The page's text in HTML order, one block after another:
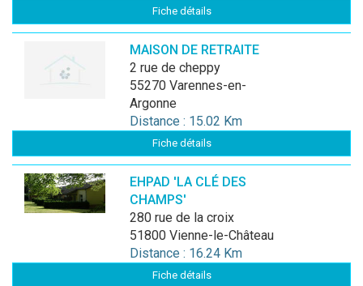
Fiche détails
MAISON DE RETRAITE
2 rue de cheppy
55270 Varennes-en-
Argonne
Distance : 15.02 Km
Fiche détails
EHPAD 'LA CLÉ DES
CHAMPS'
280 rue de la croix
51800 Vienne-le-Château
Distance : 16.24 Km
Fiche détails